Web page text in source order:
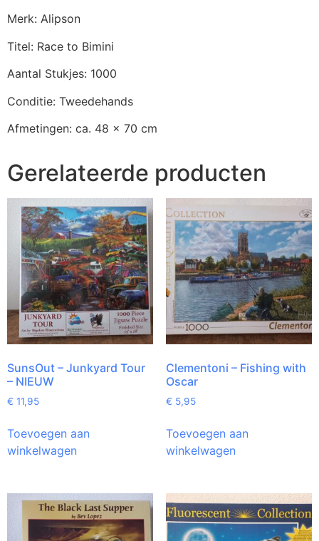
Merk: Alipson
Titel: Race to Bimini
Aantal Stukjes: 1000
Conditie: Tweedehands
Afmetingen: ca. 48 x 70 cm
Gerelateerde producten
SunsOut – Junkyard Tour
– NIEUW
€ 11,95
Toevoegen aan
winkelwagen
Clementoni – Fishing with
Oscar
€ 5,95
Toevoegen aan
winkelwagen